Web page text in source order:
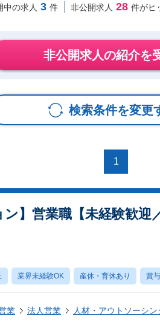
中の求人 3 件 非公開求人 28 件がヒ
非公開求人の紹介を
検索条件を変更
1
ン】営業職【未経験歓
業界未経験OK 産休・育休あり 賞
業 法人営業 人材・アウトソーシン